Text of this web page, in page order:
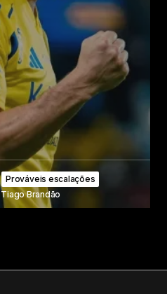
Prováveis escalações
Tiago Brandão